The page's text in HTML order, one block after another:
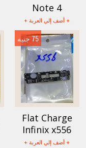
Note 4
+ أضف إلي العربة +
Flat Charge
Infinix x556
+ أضف إلي العربة +
75 جنيه